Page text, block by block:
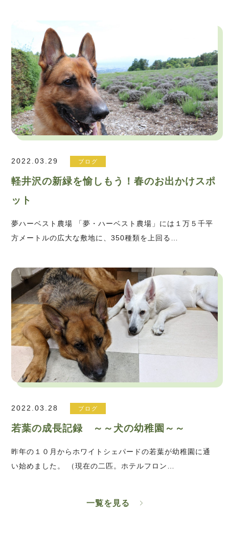
2022.03.29 ブログ
軽井沢の新緑を愉しもう！春のお出かけスポ
ット
夢ハーベスト農場 「夢・ハーベスト農場」には１万５千平
方メートルの広大な敷地に、350種類を上回る…
2022.03.28 ブログ
若葉の成長記録 ～～犬の幼稚園～～
昨年の１０月からホワイトシェパードの若葉が幼稚園に通
い始めました。 （現在の二匹。ホテルフロン…
一覧を見る